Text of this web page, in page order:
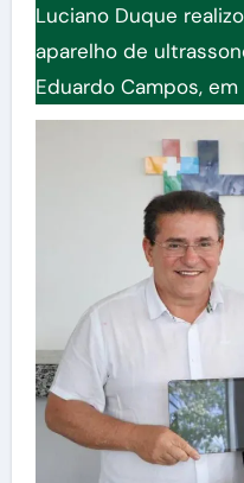
Luciano Duque
aparelho de
Eduardo Campos, em